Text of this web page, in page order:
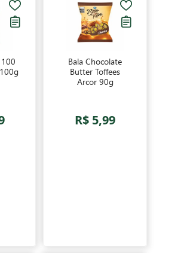
Bala Chocolate
Butter Toffees
Arcor 90g
R$ 5,99